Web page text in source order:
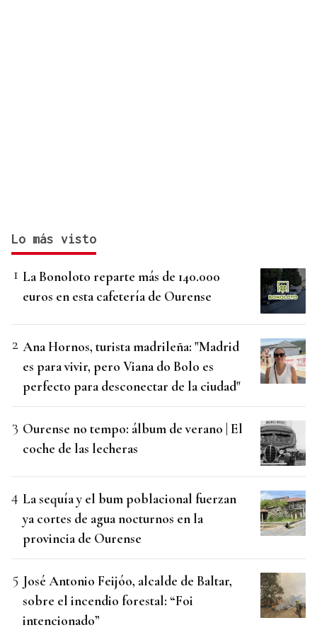
Lo más visto
La Bonoloto reparte más de 140.000
euros en esta cafetería de Ourense
Ana Hornos, turista madrileña: "Madrid
es para vivir, pero Viana do Bolo es
perfecto para desconectar de la ciudad"
Ourense no tempo: álbum de verano | El
coche de las lecheras
La sequía y el bum poblacional fuerzan
ya cortes de agua nocturnos en la
provincia de Ourense
José Antonio Feijóo, alcalde de Baltar,
sobre el incendio forestal: “Foi
intencionado”